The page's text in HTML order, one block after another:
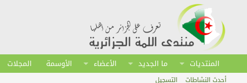
المنتديات ما الجديد الأعضاء الأوسمة المجلات
أحدث النشاطات
التسجيل